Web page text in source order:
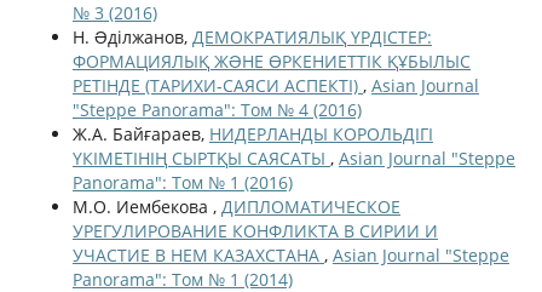
№ 3 (2016)
Н. Əділжанов, ДЕМОКРАТИЯЛЫҚ ҮРДІСТЕР:
ФОРМАЦИЯЛЫҚ ЖƏНЕ ӨРКЕНИЕТТІК ҚҰБЫЛЫС
РЕТІНДЕ (ТАРИХИ-САЯСИ АСПЕКТІ) , Asian Journal
"Steppe Panorama": Том № 4 (2016)
Ж.А. Байғараев, НИДЕРЛАНДЫ КОРОЛЬДІГІ
ҮКІМЕТІНІҢ СЫРТҚЫ САЯСАТЫ , Asian Journal "Steppe
Panorama": Том № 1 (2016)
М.О. Иембекова , ДИПЛОМАТИЧЕСКОЕ
УРЕГУЛИРОВАНИЕ КОНФЛИКТА В СИРИИ И
УЧАСТИЕ В НЕМ КАЗАХСТАНА , Asian Journal "Steppe
Panorama": Том № 1 (2014)